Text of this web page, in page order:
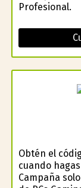
Profesional.
Obtén el
cuando
Campaña